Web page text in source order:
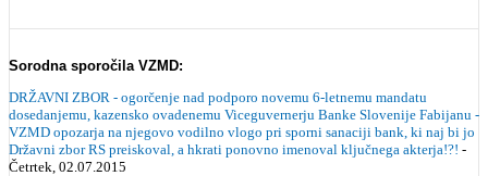
Sorodna sporočila VZMD:
DRŽAVNI ZBOR - ogorčenje nad podporo novemu 6-letnemu mandatu
dosedanjemu, kazensko ovadenemu Viceguvernerju Banke Slovenije Fabijanu -
VZMD opozarja na njegovo vodilno vlogo pri sporni sanaciji bank, ki naj bi jo
Državni zbor RS preiskoval, a hkrati ponovno imenoval ključnega akterja!?! -
Četrtek, 02.07.2015